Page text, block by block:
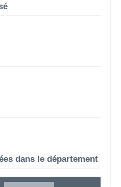
dans le département